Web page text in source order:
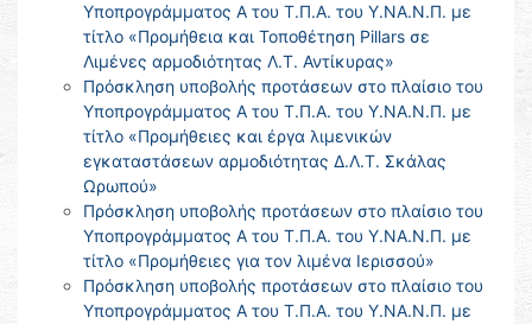
Υποπρογράμματος Α του Τ.Π.Α. του Υ.ΝΑ.Ν.Π. με
τίτλο «Προμήθεια και Τοποθέτηση Pillars σε
Λιμένες αρμοδιότητας Λ.Τ. Αντίκυρας»
Πρόσκληση υποβολής προτάσεων στο πλαίσιο του
Υποπρογράμματος Α του Τ.Π.Α. του Υ.ΝΑ.Ν.Π. με
τίτλο «Προμήθειες και έργα λιμενικών
εγκαταστάσεων αρμοδιότητας Δ.Λ.Τ. Σκάλας
Ωρωπού»
Πρόσκληση υποβολής προτάσεων στο πλαίσιο του
Υποπρογράμματος Α του Τ.Π.Α. του Υ.ΝΑ.Ν.Π. με
τίτλο «Προμήθειες για τον λιμένα Ιερισσού»
Πρόσκληση υποβολής προτάσεων στο πλαίσιο του
Υποπρογράμματος Α του Τ.Π.Α. του Υ.ΝΑ.Ν.Π. με